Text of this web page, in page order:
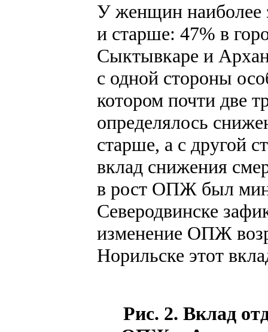
У женщин наиболее
и старше: 47% в
Сыктывкаре и
с одной стороны
котором почти две
определялось
старше, а с другой
вклад снижения
в рост ОПЖ был
Северодвинске
изменение ОПЖ
Норильске этот
Рис. 2. Вклад